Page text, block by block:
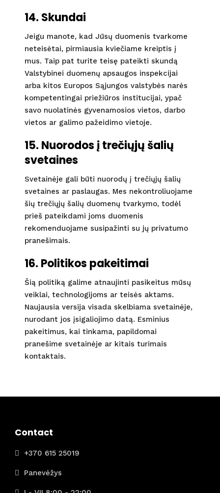
14. Skundai
Jeigu manote, kad Jūsų duomenis tvarkome
neteisėtai, pirmiausia kviečiame kreiptis į
mus. Taip pat turite teisę pateikti skundą
Valstybinei duomenų apsaugos inspekcijai
arba kitos Europos Sąjungos valstybės narės
kompetentingai priežiūros institucijai, ypač
savo nuolatinės gyvenamosios vietos, darbo
vietos ar galimo pažeidimo vietoje.
15. Nuorodos į trečiųjų šalių
svetaines
Svetainėje gali būti nuorodų į trečiųjų šalių
svetaines ar paslaugas. Mes nekontroliuojame
šių trečiųjų šalių duomenų tvarkymo, todėl
prieš pateikdami joms duomenis
rekomenduojame susipažinti su jų privatumo
pranešimais.
16. Politikos pakeitimai
Šią politiką galime atnaujinti pasikeitus mūsų
veiklai, technologijoms ar teisės aktams.
Naujausia versija visada skelbiama svetainėje,
nurodant jos įsigaliojimo datą. Esminius
pakeitimus, kai tinkama, papildomai
pranešime svetainėje ar kitais turimais
kontaktais.
Contact
+370 615 25019
Panevėžys